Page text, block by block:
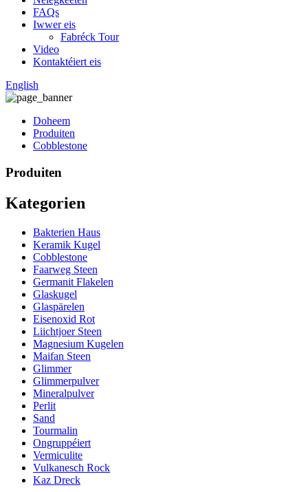
FAQs
Iwwer eis
Fabréck Tour
Video
Kontaktéiert eis
English
Doheem
Produiten
Cobblestone
Produiten
Kategorien
Bakterien Haus
Keramik Kugel
Cobblestone
Faarweg Steen
Germanit Flakelen
Glaskugel
Glaspärelen
Eisenoxid Rot
Liichtjoer Steen
Magnesium Kugelen
Maifan Steen
Glimmer
Glimmerpulver
Mineralpulver
Perlit
Sand
Tourmalin
Ongruppéiert
Vermiculite
Vulkanesch Rock
Kaz Dreck